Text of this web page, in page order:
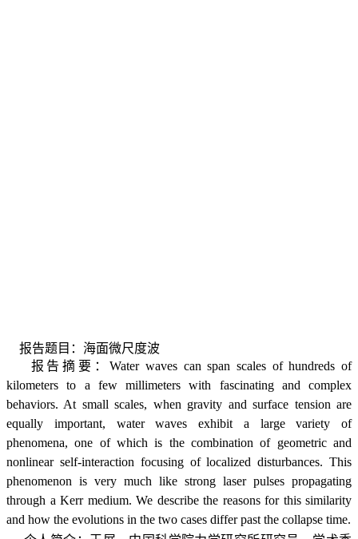
报告题目：海面微尺度波
报告摘要：Water waves can span scales of hundreds of
kilometers to a few millimeters with fascinating and complex
behaviors. At small scales, when gravity and surface tension are
equally important, water waves exhibit a large variety of
phenomena, one of which is the combination of geometric and
nonlinear self-interaction focusing of localized disturbances. This
phenomenon is very much like strong laser pulses propagating
through a Kerr medium. We describe the reasons for this similarity
and how the evolutions in the two cases differ past the collapse time.